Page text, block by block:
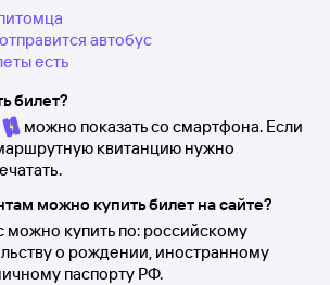
автобус
есть
билет?
можно показать со смартфона. Если
квитанцию нужно
можно купить билет на сайте?
можно купить по: российскому
о рождении, иностранному
паспорту РФ.